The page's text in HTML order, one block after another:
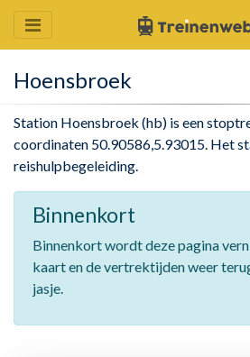
Hoensbroek
Station Hoensbroek (hb) is een
coordinaten 50.90586,5.93015. Het
reishulpbegeleiding.
Binnenkort
Binnenkort wordt deze pagina
kaart en de vertrektijden weer
jasje.